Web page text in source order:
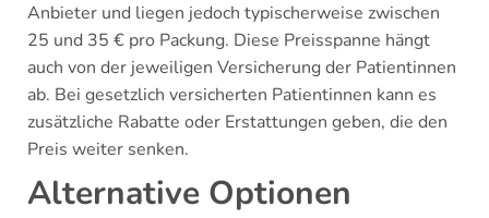
Anbieter und liegen jedoch typischerweise zwischen
25 und 35 € pro Packung. Diese Preisspanne hängt
auch von der jeweiligen Versicherung der Patientinnen
ab. Bei gesetzlich versicherten Patientinnen kann es
zusätzliche Rabatte oder Erstattungen geben, die den
Preis weiter senken.
Alternative Optionen